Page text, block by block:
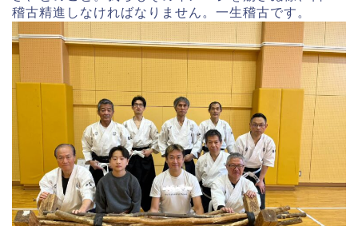
稽古精進しなければなりません。一生稽古です。